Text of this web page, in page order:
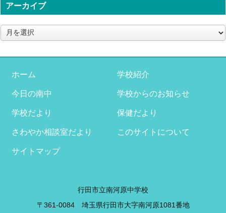
アーカイブ
ア
ー
イ
ホーム 学校紹介
今日の南中 学校からのお知らせ
学校だより 保健だより
さわやか相談室だより このサイトについて
サイトマップ
行田市立南河原中学校
〒361-0084 埼玉県行田市大字南河原1081番地